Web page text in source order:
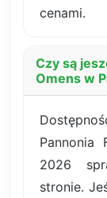
cenami.
Czy są
Omens w
Pannonia
2026
stronie.